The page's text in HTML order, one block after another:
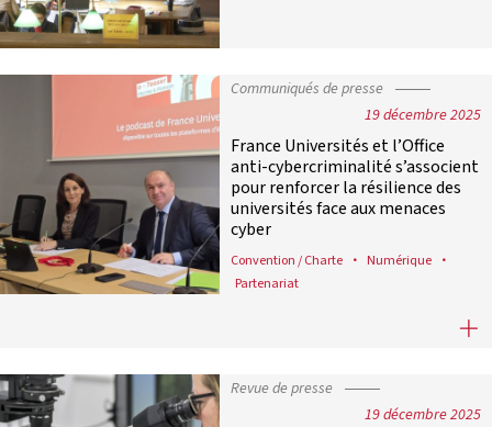
Communiqués de presse
19 décembre 2025
France Universités et l’Office
anti-cybercriminalité s’associent
pour renforcer la résilience des
universités face aux menaces
cyber
Convention / Charte
Numérique
Partenariat
France Universités et l’Office
Revue de presse
19 décembre 2025